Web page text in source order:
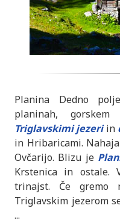
Planina Dedno
planinah,
Triglavskimi jezeriin
in Hribaricami.
Ovčarijo. Blizu je
Krstenica in
trinajst. Če gremo
Triglavskim jezerom
...